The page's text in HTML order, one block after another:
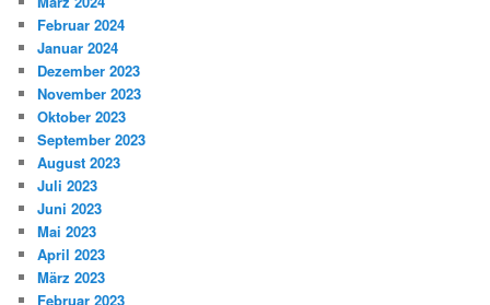
Februar 2024
Januar 2024
Dezember 2023
November 2023
Oktober 2023
September 2023
August 2023
Juli 2023
Juni 2023
Mai 2023
April 2023
März 2023
Februar 2023